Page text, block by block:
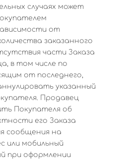
случаях может
от
заказанного
части Заказа
в том числе по
от последнего,
указанный
Продавец
Покупателя об
его Заказа
сообщения на
или мобильный
при оформлении